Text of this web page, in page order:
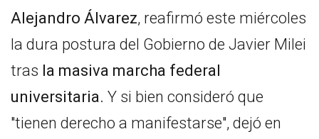
Alejandro Álvarez, reafirmó este miércoles
la dura postura del Gobierno de Javier Milei
tras la masiva marcha federal
universitaria. Y si bien consideró que
"tienen derecho a manifestarse", dejó en